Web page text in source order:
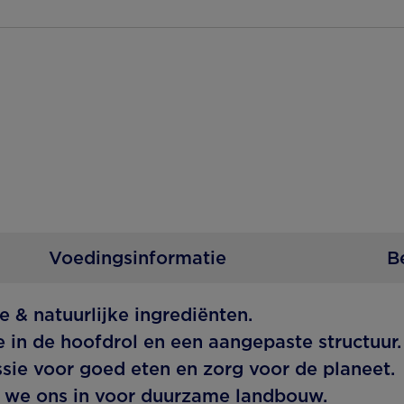
Voedingsinformatie
& natuurlijke ingrediënten.
de hoofdrol en een aangepaste structuur.
voor goed eten en zorg voor de planeet.
ons in voor duurzame landbouw.